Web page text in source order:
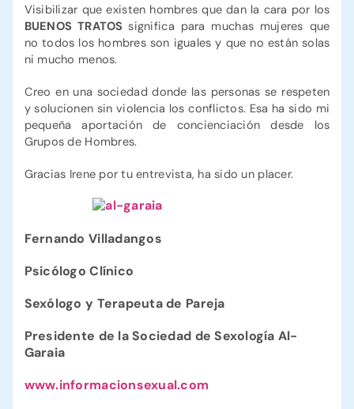
Visibilizar que existen hombres que dan la cara por los
BUENOS TRATOSsignifica para muchas mujeres que
no todos los hombres son iguales y que no están solas
ni mucho menos.
Creo en una sociedad donde las personas se respeten
y solucionen sin violencia los conflictos. Esa ha sido mi
pequeña aportación de concienciación desde los
Grupos de Hombres.
Gracias Irene por tu entrevista, ha sido un placer.
Fernando Villadangos
Psicólogo Clínico
Sexólogo y Terapeuta de Pareja
Presidente de la Sociedad de Sexología Al-
Garaia
www.informacionsexual.com